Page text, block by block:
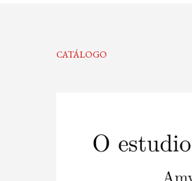
CATÁLOGO